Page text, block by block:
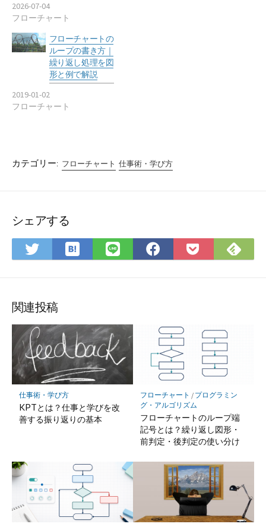
2026-07-04
フローチャート
フローチャートの
ループの書き方｜
繰り返し処理を図
形と例で解説
2019-01-02
フローチャート
カテゴリー: フローチャート 仕事術・学び方
シェアする
Twitter
で
ア
は
て
マ
ー
ク
に
保
存
LINE
で
Facebook
で
Pocket
に
で
関連投稿
仕事術・学び方
KPTとは？仕事と学びを改
善する振り返りの基本
フローチャート / プログラミン
グ・アルゴリズム
フローチャートのループ端
記号とは？繰り返し図形・
前判定・後判定の使い分け